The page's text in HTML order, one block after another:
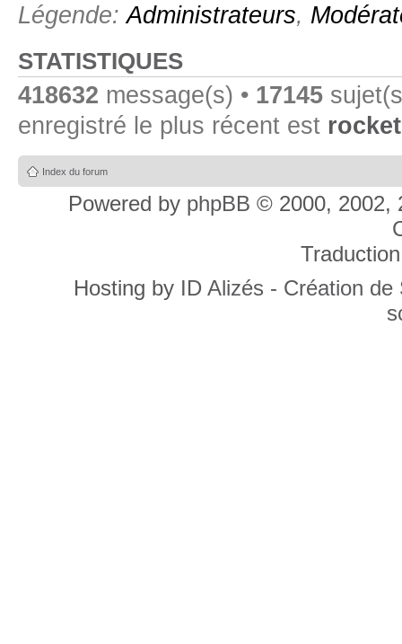
Légende:Administrateurs,
STATISTIQUES
418632 message(s) • 17145
enregistré le plus récent est
Index du forum
Powered by phpBB © 2000, 2002,
Hosting by ID Alizés - Création